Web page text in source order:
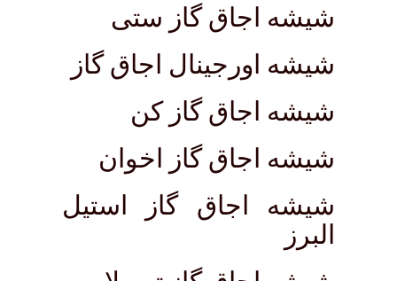
شیشه اجاق گاز ستی
شیشه اورجینال اجاق گاز
شیشه اجاق گاز کن
شیشه اجاق گاز اخوان
شیشه اجاق گاز استیل
البرز